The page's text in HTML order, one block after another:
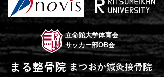
立命館大学体育会
サッカー部OB会
まる整骨院 まつおか鍼灸接骨院